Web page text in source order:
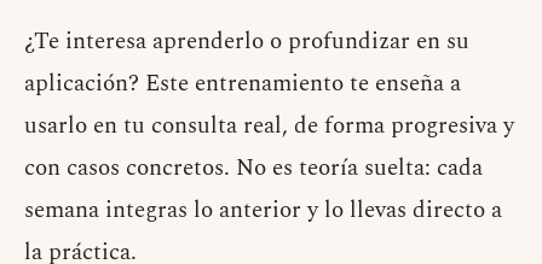
¿Te interesa aprenderlo o profundizar en su
aplicación? Este entrenamiento te enseña a
usarlo en tu consulta real, de forma progresiva y
con casos concretos. No es teoría suelta: cada
semana integras lo anterior y lo llevas directo a
la práctica.